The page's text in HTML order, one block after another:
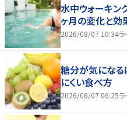
水中ウォーキン
ヶ月の変化と効
2026/08/07 10:34ラ
糖分が気になる
にくい食べ方
2026/08/07 06:25ラ